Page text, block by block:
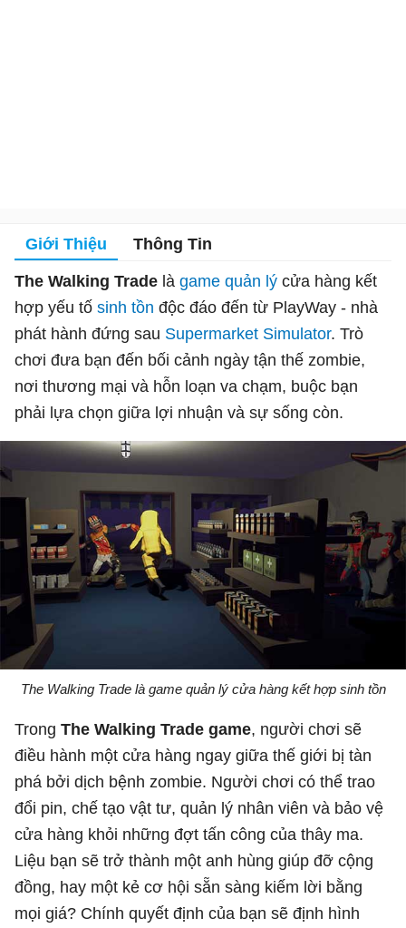
Giới Thiệu Thông Tin
The Walking Trade là game quản lý cửa hàng kết
hợp yếu tố sinh tồn độc đáo đến từ PlayWay - nhà
phát hành đứng sau Supermarket Simulator. Trò
chơi đưa bạn đến bối cảnh ngày tận thế zombie,
nơi thương mại và hỗn loạn va chạm, buộc bạn
phải lựa chọn giữa lợi nhuận và sự sống còn.
The Walking Trade là game quản lý cửa hàng kết hợp sinh tồn
Trong The Walking Trade game, người chơi sẽ
điều hành một cửa hàng ngay giữa thế giới bị tàn
phá bởi dịch bệnh zombie. Người chơi có thể trao
đổi pin, chế tạo vật tư, quản lý nhân viên và bảo vệ
cửa hàng khỏi những đợt tấn công của thây ma.
Liệu bạn sẽ trở thành một anh hùng giúp đỡ cộng
đồng, hay một kẻ cơ hội sẵn sàng kiếm lời bằng
mọi giá? Chính quyết định của bạn sẽ định hình